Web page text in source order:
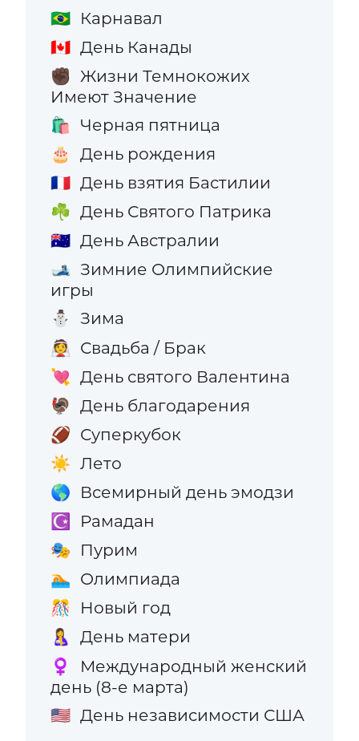
🇧🇷 Карнавал
🇨🇦 День Канады
✊🏿 Жизни Темнокожих
Имеют Значение
🛍️ Черная пятница
🎂 День рождения
🇫🇷 День взятия Бастилии
☘️ День Святого Патрика
🇦🇺 День Австралии
🎿 Зимние Олимпийские
игры
⛄ Зима
👰 Свадьба / Брак
💘 День святого Валентина
🦃 День благодарения
🏈 Суперкубок
☀️ Лето
🌎 Всемирный день эмодзи
☪️ Рамадан
🎭 Пурим
🏊 Олимпиада
🎊 Новый год
🤱 День матери
♀️
Международный женский
день (8-е марта)
🇺🇸 День независимости США